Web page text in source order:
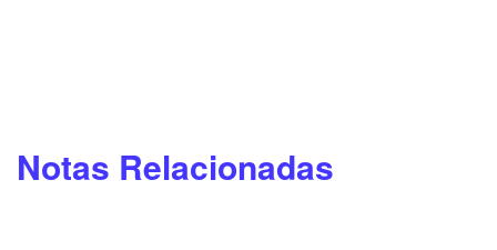
Notas Relacionadas